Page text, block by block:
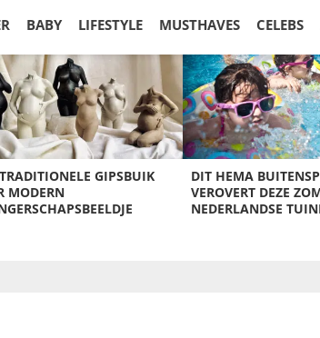
BABY LIFESTYLE MUSTHAVES CELEBS
GIPSBUIK
MODERN
DIT HEMA
VEROVERT DEZE
NEDERLANDSE